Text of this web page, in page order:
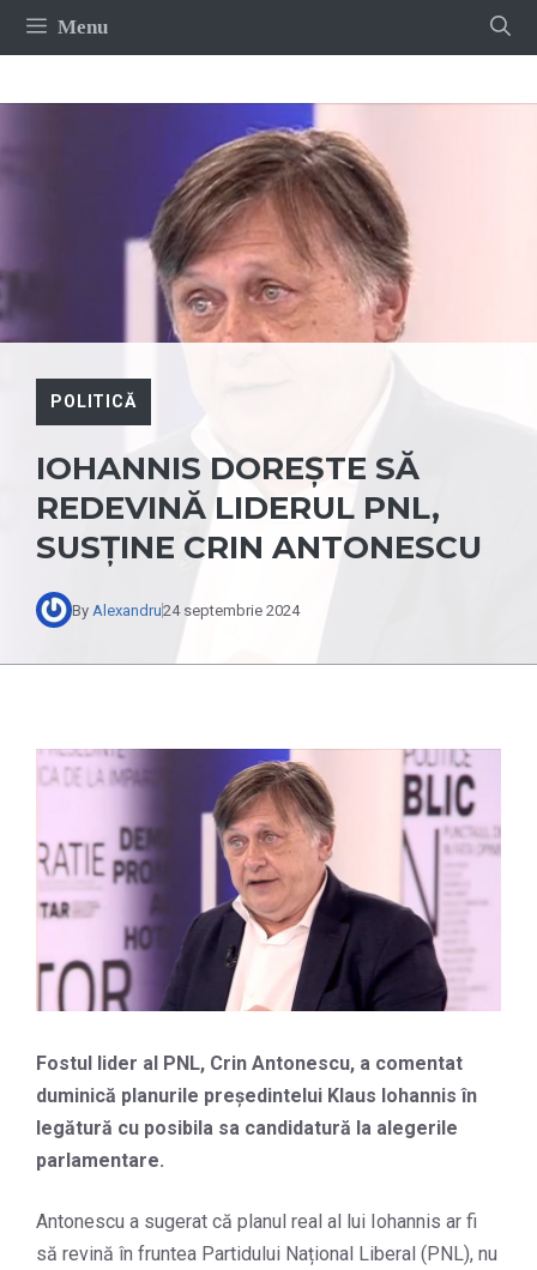
Sari
Menu
POLITICĂ
IOHANNIS DOREȘTE SĂ
REDEVINĂ LIDERUL PNL,
SUSȚINE CRIN ANTONESCU
By Alexandru24 septembrie 2024
Fostul lider al PNL, Crin Antonescu, a comentat
duminică planurile președintelui Klaus Iohannis în
legătură cu posibila sa candidatură la alegerile
parlamentare.
Antonescu a sugerat că planul real al lui Iohannis ar fi
să revină în fruntea Partidului Național Liberal (PNL), nu